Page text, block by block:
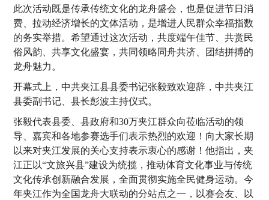
此次活动既是传承传统文化的龙舟盛会，也是促进节日消
费、拉动经济增长的文体活动，是增进人民群众幸福指数
的务实举措。希望通过这次活动，共度端午佳节、共赏民
俗风韵、共享文化盛宴，共同领略同舟共济、团结拼搏的
龙舟魅力。
开幕式上，中共夹江县县委书记张毅致欢迎辞，中共夹江
县委副书记、县长彭波主持仪式。
张毅代表县委、县政府和30万夹江群众向莅临活动的领
导、嘉宾和各地参赛选手们表示热烈的欢迎！向大家长期
以来对夹江发展的关心支持表示衷心的感谢！他指出，夹
江正以“文旅兴县”建设为统揽，推动体育文化事业与传统
文化传承创新融合发展，全面贯彻实施全民健身运动。今
年夹江作为全国龙舟大联动的分站点之一，以赛会友、以